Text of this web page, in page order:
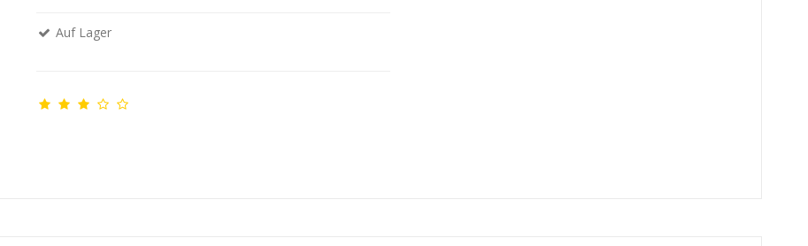
Auf Lager